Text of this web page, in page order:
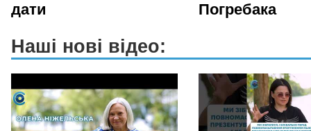
дати
Погребака
Наші нові відео: